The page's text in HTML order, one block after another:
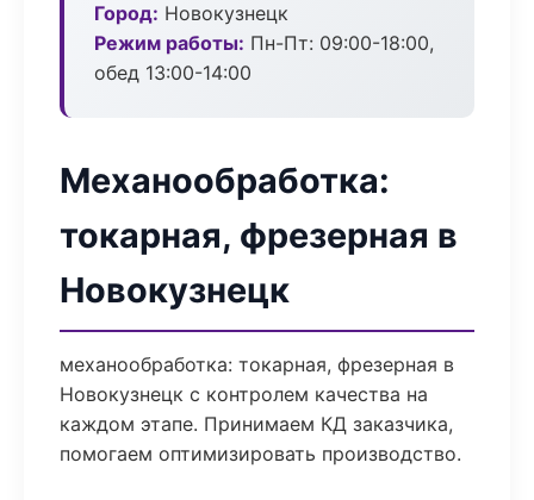
Город: Новокузнецк
Режим работы: Пн-Пт: 09:00-18:00,
обед 13:00-14:00
Механообработка:
токарная, фрезерная в
Новокузнецк
механообработка: токарная, фрезерная в
Новокузнецк с контролем качества на
каждом этапе. Принимаем КД заказчика,
помогаем оптимизировать производство.